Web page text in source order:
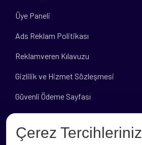
Üye Paneli
Ads Reklam Politikası
Reklamveren Kılavuzu
Gizlilik ve Hizmet Sözleşmesi
Güvenli Ödeme Sayfası
Banka Hesap Bilgileri
Çerez Tercihleriniz